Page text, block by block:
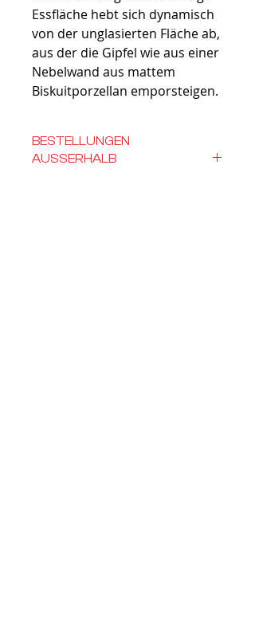
Essfläche hebt sich dynamisch
von der unglasierten Fläche ab,
aus der die Gipfel wie aus einer
Nebelwand aus mattem
Biskuitporzellan emporsteigen.
BESTELLUNGEN
AUSSERHALB